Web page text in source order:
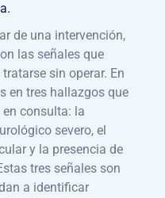
de una intervención,
las señales que
sin operar. En
en tres hallazgos que
consulta: la
severo, el
y la presencia de
tres señales son
a identificar